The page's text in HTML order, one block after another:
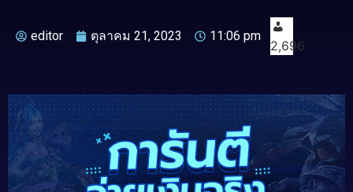
editor ตุลาคม 21, 2023 11:06 pm
2,696